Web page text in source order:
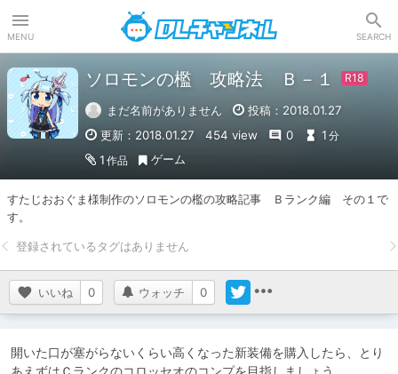
MENU SEARCH
ソロモンの檻 攻略法 Ｂ－１
まだ名前がありません
投稿：2018.01.27
更新：2018.01.27
454 view 0 1 分
1 作品 ゲーム
すたじおおぐま様制作のソロモンの檻の攻略記事　Ｂランク編　その１で
す。
いいね 0 ウォッチ 0
開いた口が塞がらないくらい高くなった新装備を購入したら、とり
あえずはＣランクのコロッセオのコンプを目指しましょう。